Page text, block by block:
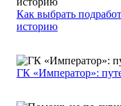
Как выбрать
историю
ГК «Император»: